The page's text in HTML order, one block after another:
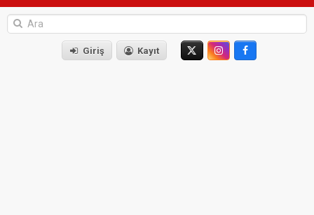
Giriş Kayıt